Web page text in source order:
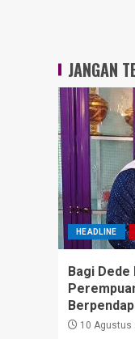
JANGAN
HEADLINE
Bagi
10 Agustus